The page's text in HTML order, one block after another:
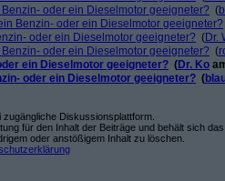
Benzin- oder ein Dieselmotor geeigneter? (
Benzin- oder ein Dieselmotor geeigneter?
oder ein Dieselmotor geeigneter? (Dr.
Benzin- oder ein Dieselmotor geeigneter? (
ein Dieselmotor geeigneter? (Dr. Ko
oder ein Dieselmotor geeigneter? (
Diskussionsplattform.
für den Inhalt der Beiträge und behält sich das
oder anstößigem Inhalt zu löschen.